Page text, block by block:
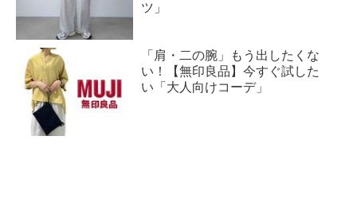
ツ」
「肩・二の腕」もう出したくな
い！【無印良品】今すぐ試した
い「大人向けコーデ」